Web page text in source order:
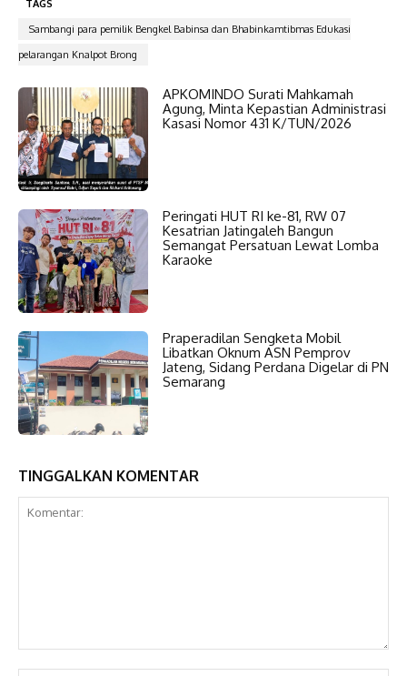
TAGS
Sambangi para pemilik Bengkel Babinsa dan Bhabinkamtibmas Edukasi
pelarangan Knalpot Brong
APKOMINDO Surati Mahkamah
Agung, Minta Kepastian Administrasi
Kasasi Nomor 431 K/TUN/2026
Peringati HUT RI ke-81, RW 07
Kesatrian Jatingaleh Bangun
Semangat Persatuan Lewat Lomba
Karaoke
Praperadilan Sengketa Mobil
Libatkan Oknum ASN Pemprov
Jateng, Sidang Perdana Digelar di PN
Semarang
TINGGALKAN KOMENTAR